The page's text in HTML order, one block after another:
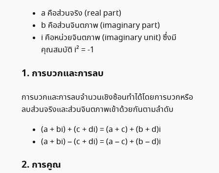
a คือส่วนจริง (real part)
b คือส่วนจินตภาพ (imaginary part)
i คือหน่วยจินตภาพ (imaginary unit) ซึ่งมี
คุณสมบัติ i² = -1
1. การบวกและการลบ
การบวกและการลบจำนวนเชิงซ้อนทำได้โดยการบวกหรือ
ลบส่วนจริงและส่วนจินตภาพเข้าด้วยกันตามลำดับ
(a + bi) + (c + di) = (a + c) + (b + d)i
(a + bi) – (c + di) = (a – c) + (b – d)i
2. การคูณ